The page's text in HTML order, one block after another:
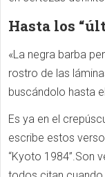
Hasta los
«La negra barba
rostro de las
buscándolo hasta
Es ya en el
escribe estos
“Kyoto 1984”.Son